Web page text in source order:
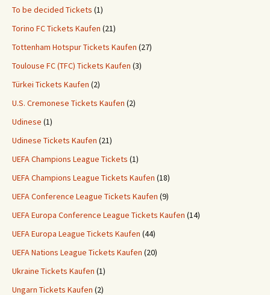
To be decided Tickets (1)
Torino FC Tickets Kaufen (21)
Tottenham Hotspur Tickets Kaufen (27)
Toulouse FC (TFC) Tickets Kaufen (3)
Türkei Tickets Kaufen (2)
U.S. Cremonese Tickets Kaufen (2)
Udinese (1)
Udinese Tickets Kaufen (21)
UEFA Champions League Tickets (1)
UEFA Champions League Tickets Kaufen (18)
UEFA Conference League Tickets Kaufen (9)
UEFA Europa Conference League Tickets Kaufen (14)
UEFA Europa League Tickets Kaufen (44)
UEFA Nations League Tickets Kaufen (20)
Ukraine Tickets Kaufen (1)
Ungarn Tickets Kaufen (2)